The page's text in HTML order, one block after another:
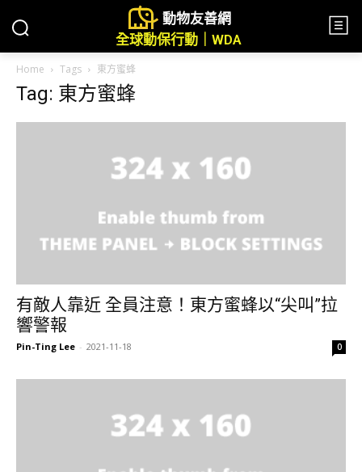
動物友善網
全球動保行動｜WDA
Home Tags 東方蜜蜂
Tag: 東方蜜蜂
有敵人靠近 全員注意！東方蜜蜂以“尖叫”拉
響警報
Pin-Ting Lee - 2021-11-18 0